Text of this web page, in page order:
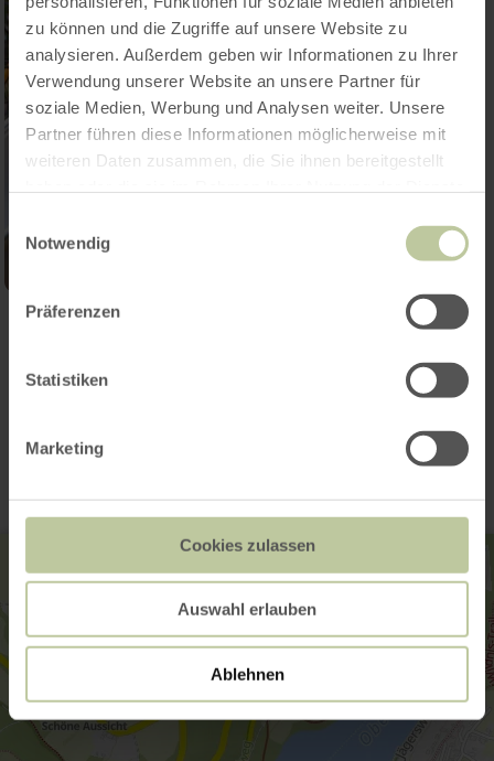
zu können und die Zugriffe auf unsere Website zu
analysieren. Außerdem geben wir Informationen zu Ihrer
Verwendung unserer Website an unsere Partner für
soziale Medien, Werbung und Analysen weiter. Unsere
Partner führen diese Informationen möglicherweise mit
weiteren Daten zusammen, die Sie ihnen bereitgestellt
Notwendig
Präferenzen
Statistiken
Marketing
Cookies zulassen
Auswahl erlauben
Ablehnen
Contact